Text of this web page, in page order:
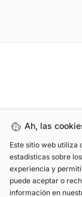
Ah, las
Este sitio web utiliza
estadísticas sobre
experiencia y
puede aceptar o
información en